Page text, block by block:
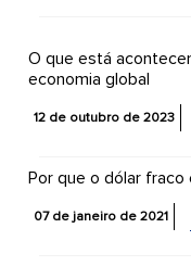
O que está
economia global
12 de outubro de 2023
Por que o dólar
07 de janeiro de 2021